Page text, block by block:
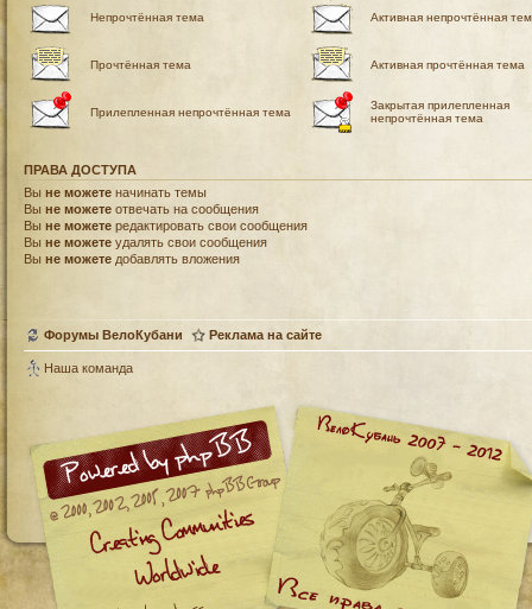
Непрочтённая тема Активная непрочтённая
Прочтённая тема Активная прочтённая тема
Прилепленная непрочтённая тема
Закрытая прилепленная
непрочтённая тема
ПРАВА ДОСТУПА
Вы не можете начинать темы
Вы не можете отвечать на сообщения
Вы не можете редактировать свои сообщения
Вы не можете удалять свои сообщения
Вы не можете добавлять вложения
Форумы ВелоКубани Реклама на сайте
Наша команда